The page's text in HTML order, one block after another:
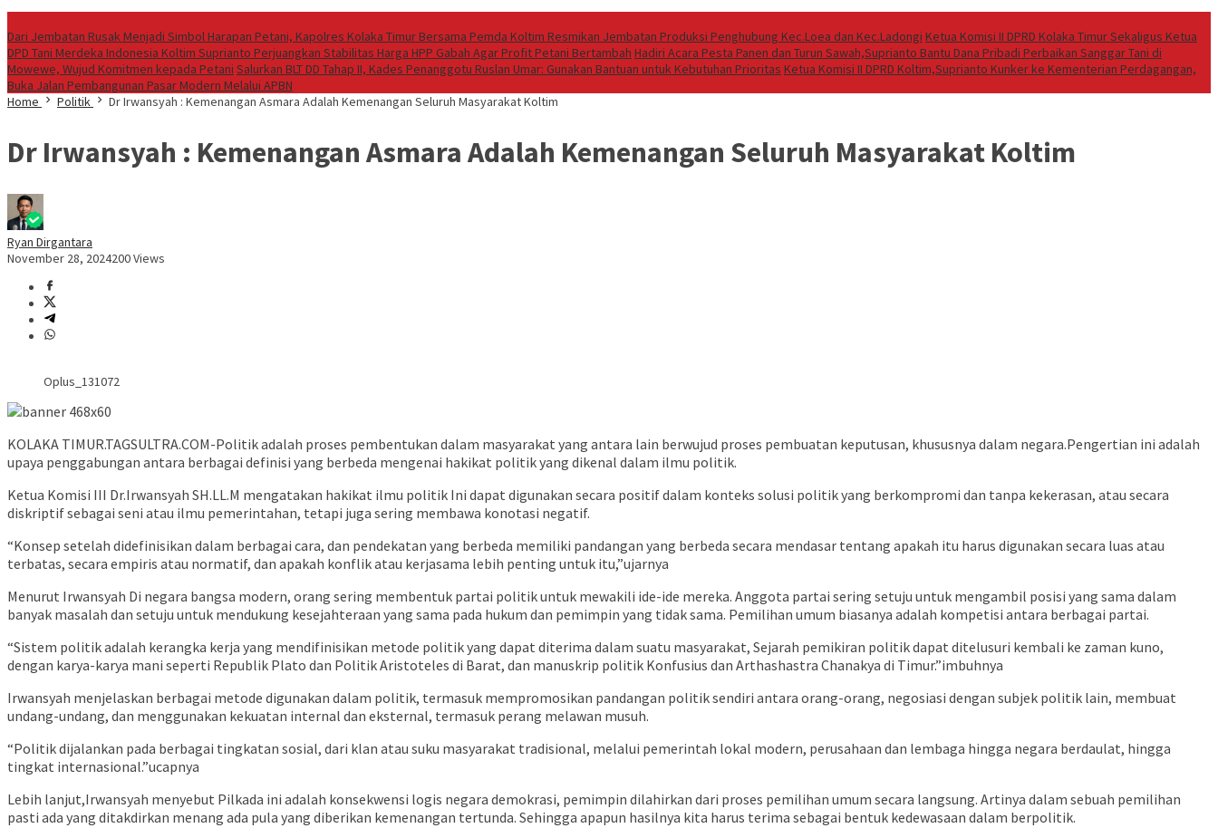
Dari Jembatan Rusak Menjadi Simbol Harapan Petani, Kapolres Kolaka Timur Bersama Pemda Koltim Resmikan Jembatan Produksi Penghubung Kec.Loea dan Kec.Ladongi Ketua Komisi II DPRD Kolaka Timur Sekaligus Ketua
DPD Tani Merdeka Indonesia Koltim Suprianto Perjuangkan Stabilitas Harga HPP Gabah Agar Profit Petani Bertambah Hadiri Acara Pesta Panen dan Turun Sawah,Suprianto Bantu Dana Pribadi Perbaikan Sanggar Tani di
Mowewe, Wujud Komitmen kepada Petani Salurkan BLT DD Tahap II, Kades Penanggotu Ruslan Umar: Gunakan Bantuan untuk Kebutuhan Prioritas Ketua Komisi II DPRD Koltim,Suprianto Kunker ke Kementerian Perdagangan,
Buka Jalan Pembangunan Pasar Modern Melalui APBN
Home
Politik Dr Irwansyah : Kemenangan Asmara Adalah Kemenangan Seluruh Masyarakat Koltim
Dr Irwansyah : Kemenangan Asmara Adalah Kemenangan Seluruh Masyarakat Koltim
Ryan Dirgantara
November 28, 2024200 Views
Oplus_131072
KOLAKA TIMUR.TAGSULTRA.COM-Politik adalah proses pembentukan dalam masyarakat yang antara lain berwujud proses pembuatan keputusan, khususnya dalam negara.Pengertian ini adalah
upaya penggabungan antara berbagai definisi yang berbeda mengenai hakikat politik yang dikenal dalam ilmu politik.
Ketua Komisi III Dr.Irwansyah SH.LL.M mengatakan hakikat ilmu politik Ini dapat digunakan secara positif dalam konteks solusi politik yang berkompromi dan tanpa kekerasan, atau secara
diskriptif sebagai seni atau ilmu pemerintahan, tetapi juga sering membawa konotasi negatif.
“Konsep setelah didefinisikan dalam berbagai cara, dan pendekatan yang berbeda memiliki pandangan yang berbeda secara mendasar tentang apakah itu harus digunakan secara luas atau
terbatas, secara empiris atau normatif, dan apakah konflik atau kerjasama lebih penting untuk itu,”ujarnya
Menurut Irwansyah Di negara bangsa modern, orang sering membentuk partai politik untuk mewakili ide-ide mereka. Anggota partai sering setuju untuk mengambil posisi yang sama dalam
banyak masalah dan setuju untuk mendukung kesejahteraan yang sama pada hukum dan pemimpin yang tidak sama. Pemilihan umum biasanya adalah kompetisi antara berbagai partai.
“Sistem politik adalah kerangka kerja yang mendifinisikan metode politik yang dapat diterima dalam suatu masyarakat, Sejarah pemikiran politik dapat ditelusuri kembali ke zaman kuno,
dengan karya-karya mani seperti Republik Plato dan Politik Aristoteles di Barat, dan manuskrip politik Konfusius dan Arthashastra Chanakya di Timur.”imbuhnya
Irwansyah menjelaskan berbagai metode digunakan dalam politik, termasuk mempromosikan pandangan politik sendiri antara orang-orang, negosiasi dengan subjek politik lain, membuat
undang-undang, dan menggunakan kekuatan internal dan eksternal, termasuk perang melawan musuh.
“Politik dijalankan pada berbagai tingkatan sosial, dari klan atau suku masyarakat tradisional, melalui pemerintah lokal modern, perusahaan dan lembaga hingga negara berdaulat, hingga
tingkat internasional.”ucapnya
Lebih lanjut,Irwansyah menyebut Pilkada ini adalah konsekwensi logis negara demokrasi, pemimpin dilahirkan dari proses pemilihan umum secara langsung. Artinya dalam sebuah pemilihan
pasti ada yang ditakdirkan menang ada pula yang diberikan kemenangan tertunda. Sehingga apapun hasilnya kita harus terima sebagai bentuk kedewasaan dalam berpolitik.